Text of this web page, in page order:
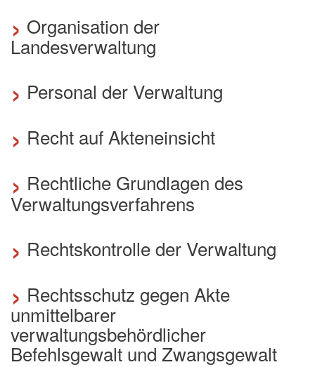
› Organisation der
Landesverwaltung
› Personal der Verwaltung
› Recht auf Akteneinsicht
› Rechtliche Grundlagen des
Verwaltungsverfahrens
› Rechtskontrolle der Verwaltung
› Rechtsschutz gegen Akte
unmittelbarer
verwaltungsbehördlicher
Befehlsgewalt und Zwangsgewalt